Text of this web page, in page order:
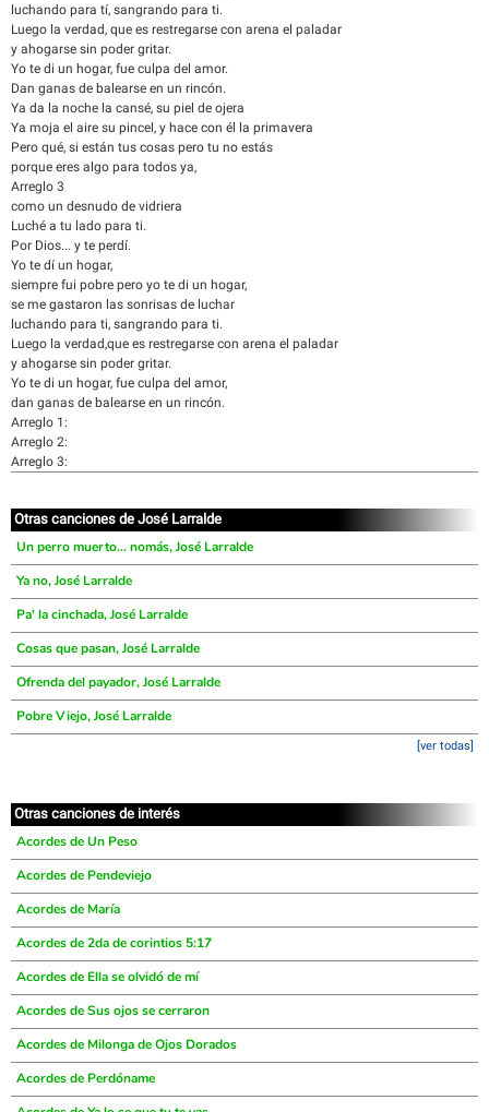
luchando para tí, sangrando para ti.
Luego la verdad, que es restregarse con arena el paladar
y ahogarse sin poder gritar.
Yo te di un hogar, fue culpa del amor.
Dan ganas de balearse en un rincón.
Ya da la noche la cansé, su piel de ojera
Ya moja el aire su pincel, y hace con él la primavera
Pero qué, si están tus cosas pero tu no estás
porque eres algo para todos ya,
Arreglo 3
como un desnudo de vidriera
Luché a tu lado para ti.
Por Dios... y te perdí.
Yo te dí un hogar,
siempre fui pobre pero yo te di un hogar,
se me gastaron las sonrisas de luchar
luchando para ti, sangrando para ti.
Luego la verdad,que es restregarse con arena el paladar
y ahogarse sin poder gritar.
Yo te di un hogar, fue culpa del amor,
dan ganas de balearse en un rincón.
Arreglo 1:
Arreglo 2:
Arreglo 3:
Otras canciones de José Larralde
Un perro muerto... nomás, José Larralde
Ya no, José Larralde
Pa' la cinchada, José Larralde
Cosas que pasan, José Larralde
Ofrenda del payador, José Larralde
Pobre Viejo, José Larralde
[ver todas]
Otras canciones de interés
Acordes de Un Peso
Acordes de Pendeviejo
Acordes de María
Acordes de 2da de corintios 5:17
Acordes de Ella se olvidó de mí
Acordes de Sus ojos se cerraron
Acordes de Milonga de Ojos Dorados
Acordes de Perdóname